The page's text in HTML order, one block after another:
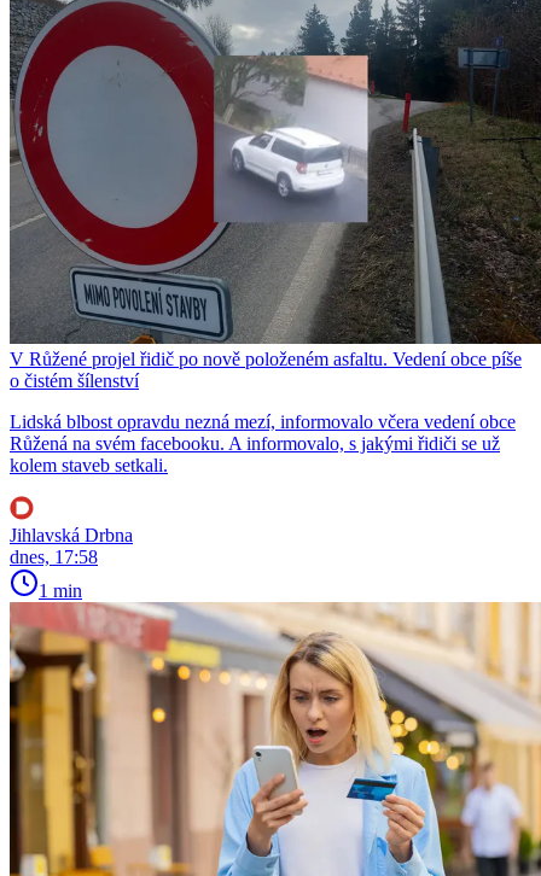
V Růžené projel řidič po nově položeném asfaltu. Vedení obce píše
o čistém šílenství
Lidská blbost opravdu nezná mezí, informovalo včera vedení obce
Růžená na svém facebooku. A informovalo, s jakými řidiči se už
kolem staveb setkali.
Jihlavská Drbna
dnes, 17:58
1 min